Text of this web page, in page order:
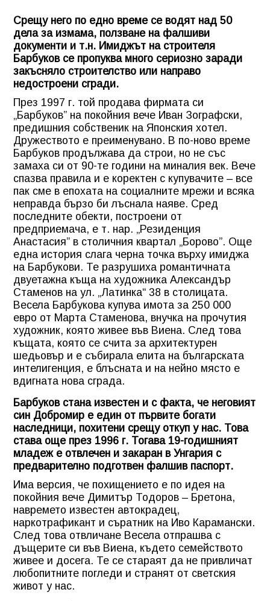
Срещу него по едно време се водят над 50
дела за измама, ползване на фалшиви
документи и т.н. Имиджът на строителя
Барбуков се пропуква много сериозно заради
закъсняло строителство или направо
недостроени сгради.
През 1997 г. той продава фирмата си
„Барбуков” на покойния вече Иван Зографски,
предишния собственик на Японския хотел.
Дружеството е преименувано. В по-ново време
Барбуков продължава да строи, но не със
замаха си от 90-те години на миналия век. Вече
спазва правила и е коректен с купувачите – все
пак сме в епохата на социалните мрежи и всяка
неправда бързо би лъснала наяве. Сред
последните обекти, построени от
предприемача, е т. нар. „Резиденция
Анастасия” в столичния квартал „Борово”. Още
една история слага черна точка върху имиджа
на Барбукови. Те разрушиха романтичната
двуетажна къща на художника Александър
Стаменов на ул. „Латинка“ 38 в столицата.
Весела Барбукова купува имота за 250 000
евро от Марта Стаменова, внучка на прочутия
художник, която живее във Виена. След това
къщата, която се счита за архитектурен
шедьовър и е събирала елита на българската
интелигенция, е блъсната и на нейно място е
вдигната нова сграда.
Барбуков стана известен и с факта, че неговият
син Добромир е един от първите богати
наследници, похитени срещу откуп у нас. Това
става още през 1996 г. Тогава 19-годишният
младеж е отвлечен и закаран в Унгария с
предварително подготвен фалшив паспорт.
Има версия, че похищението е по идея на
покойния вече Димитър Тодоров – Бретона,
навремето известен автокрадец,
наркотрафикант и съратник на Иво Карамански.
След това отвличане Весела отпрашва с
дъщерите си във Виена, където семейството
живее и досега. Те се стараят да не привличат
любопитните погледи и странят от светския
живот у нас.